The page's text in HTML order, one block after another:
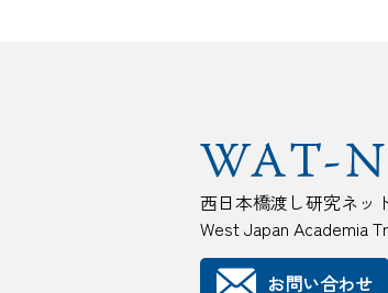
西日本橋渡し研究ネッ
West Japan Academia
お問い合わせ